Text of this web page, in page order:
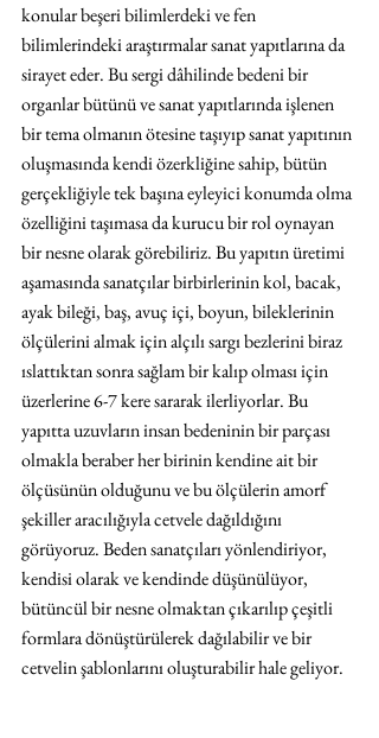
konular beşeri bilimlerdeki ve fen
bilimlerindeki araştırmalar sanat yapıtlarına da
sirayet eder. Bu sergi dâhilinde bedeni bir
organlar bütünü ve sanat yapıtlarında işlenen
bir tema olmanın ötesine taşıyıp sanat yapıtının
oluşmasında kendi özerkliğine sahip, bütün
gerçekliğiyle tek başına eyleyici konumda olma
özelliğini taşımasa da kurucu bir rol oynayan
bir nesne olarak görebiliriz. Bu yapıtın üretimi
aşamasında sanatçılar birbirlerinin kol, bacak,
ayak bileği, baş, avuç içi, boyun, bileklerinin
ölçülerini almak için alçılı sargı bezlerini biraz
ıslattıktan sonra sağlam bir kalıp olması için
üzerlerine 6-7 kere sararak ilerliyorlar. Bu
yapıtta uzuvların insan bedeninin bir parçası
olmakla beraber her birinin kendine ait bir
ölçüsünün olduğunu ve bu ölçülerin amorf
şekiller aracılığıyla cetvele dağıldığını
görüyoruz. Beden sanatçıları yönlendiriyor,
kendisi olarak ve kendinde düşünülüyor,
bütüncül bir nesne olmaktan çıkarılıp çeşitli
formlara dönüştürülerek dağılabilir ve bir
cetvelin şablonlarını oluşturabilir hale geliyor.